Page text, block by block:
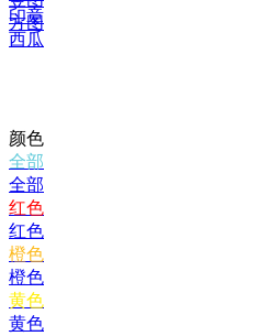
印章
西瓜
方图
颜色
全部
全部
红色
红色
橙色
橙色
黄色
黄色